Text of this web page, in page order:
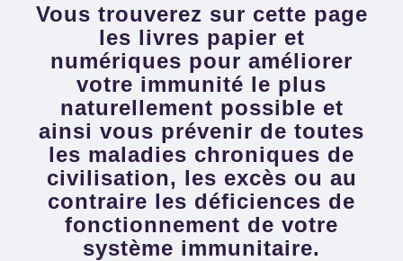
Vous trouverez sur cette page
les livres papier et
numériques pour améliorer
votre immunité le plus
naturellement possible et
ainsi vous prévenir de toutes
les maladies chroniques de
civilisation, les excès ou au
contraire les déficiences de
fonctionnement de votre
système immunitaire.